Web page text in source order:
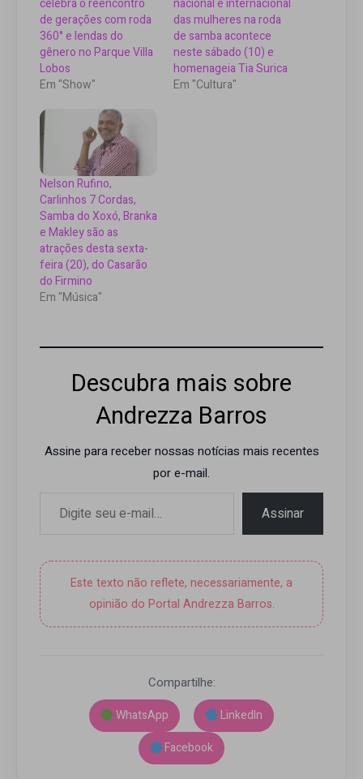
celebra o reencontro
de gerações com roda
360° e lendas do
gênero no Parque Villa
Lobos
Em "Show"
nacional e internacional
das mulheres na roda
de samba acontece
neste sábado (10) e
homenageia Tia Surica
Em "Cultura"
Nelson Rufino,
Carlinhos 7 Cordas,
Samba do Xoxó, Branka
e Makley são as
atrações desta sexta-
feira (20), do Casarão
do Firmino
Em "Música"
Descubra mais sobre
Andrezza Barros
Assine para receber nossas notícias mais recentes
por e-mail.
Assinar
Este texto não reflete, necessariamente, a
opinião do Portal Andrezza Barros.
Compartilhe:
WhatsApp
LinkedIn
Facebook